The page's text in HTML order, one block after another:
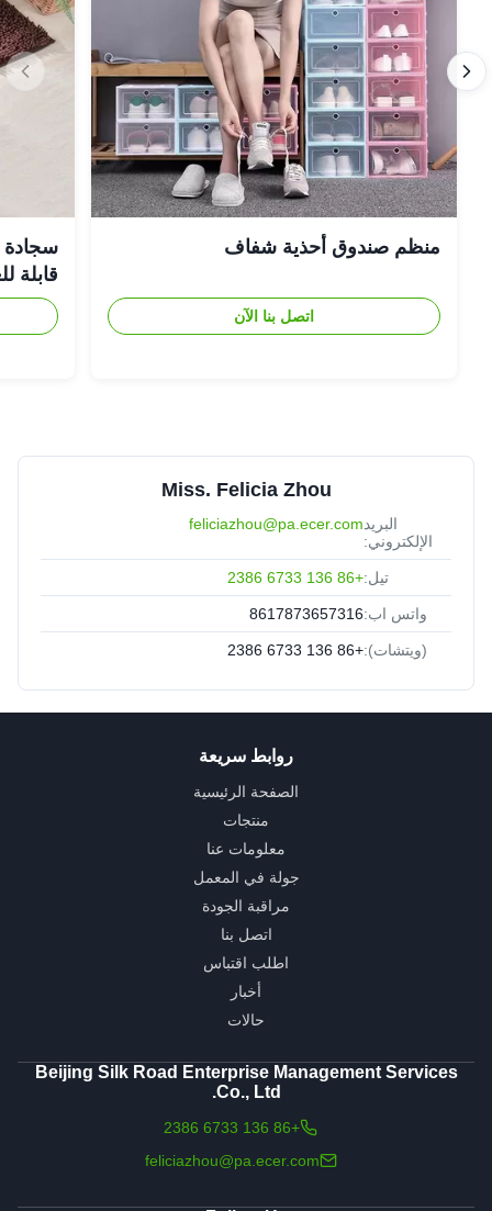
منظم صندوق أحذية شفاف
اتصل بنا الآن
سجادة
قابلة
Miss. Felicia Zhou
البريد
الإلكتروني:
feliciazhou@pa.ecer.com
تيل:+86 136 6733 2386
واتس اب:8617873657316
(ويتشات):+86 136 6733 2386
روابط سريعة
الصفحة الرئيسية
منتجات
معلومات عنا
جولة في المعمل
مراقبة الجودة
اتصل بنا
اطلب اقتباس
أخبار
حالات
Beijing Silk Road Enterprise Management Services
Co., Ltd.
+86 136 6733 2386
feliciazhou@pa.ecer.com